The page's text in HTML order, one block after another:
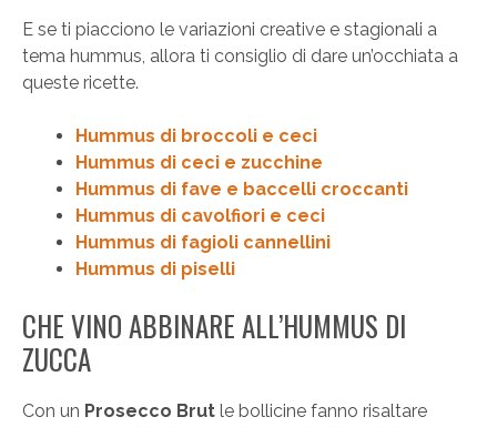
E se ti piacciono le variazioni creative e stagionali a
tema hummus, allora ti consiglio di dare un’occhiata a
queste ricette.
Hummus di broccoli e ceci
Hummus di ceci e zucchine
Hummus di fave e baccelli croccanti
Hummus di cavolfiori e ceci
Hummus di fagioli cannellini
Hummus di piselli
CHE VINO ABBINARE ALL’HUMMUS DI
ZUCCA
Con un Prosecco Brut le bollicine fanno risaltare